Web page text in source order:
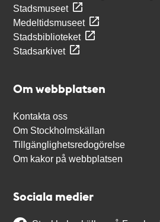
Stadsmuseet
Medeltidsmuseet
Stadsbiblioteket
Stadsarkivet
Om webbplatsen
Kontakta oss
Om Stockholmskällan
Tillgänglighetsredogörelse
Om kakor på webbplatsen
Sociala medier